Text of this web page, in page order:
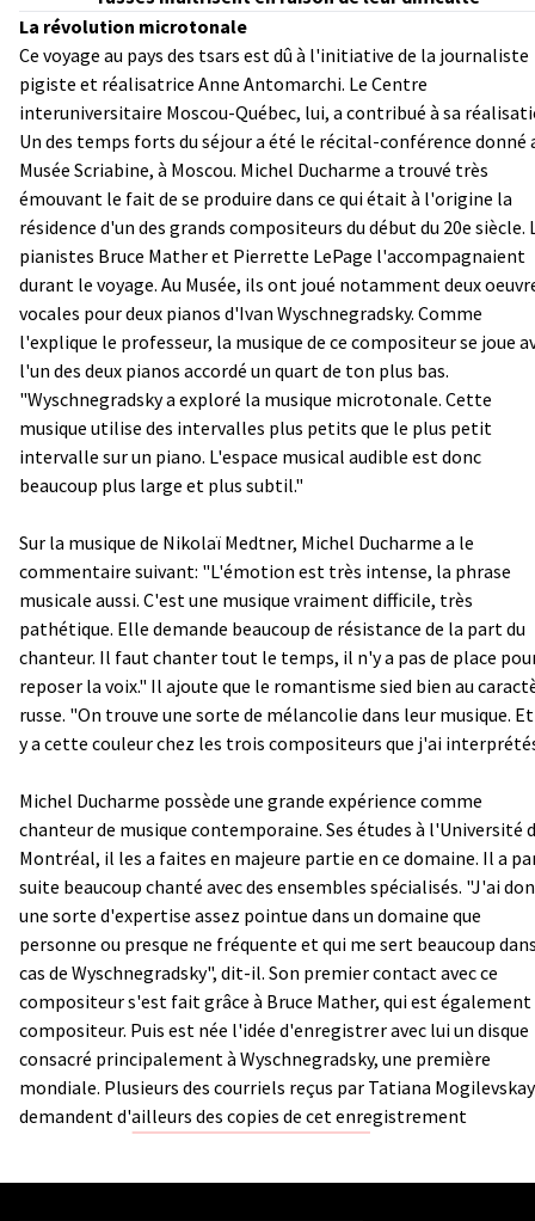
La révolution microtonale
Ce voyage au pays des tsars est dû à l'initiative de la journaliste
pigiste et réalisatrice Anne Antomarchi. Le Centre
interuniversitaire Moscou-Québec, lui, a contribué à sa
Un des temps forts du séjour a été le récital-conférence donné
Musée Scriabine, à Moscou. Michel Ducharme a trouvé très
émouvant le fait de se produire dans ce qui était à l'origine la
résidence d'un des grands compositeurs du début du 20e siècle.
pianistes Bruce Mather et Pierrette LePage l'accompagnaient
durant le voyage. Au Musée, ils ont joué notamment deux
vocales pour deux pianos d'Ivan Wyschnegradsky. Comme
l'explique le professeur, la musique de ce compositeur se joue
l'un des deux pianos accordé un quart de ton plus bas.
"Wyschnegradsky a exploré la musique microtonale. Cette
musique utilise des intervalles plus petits que le plus petit
intervalle sur un piano. L'espace musical audible est donc
beaucoup plus large et plus subtil."
Sur la musique de Nikolaï Medtner, Michel Ducharme a le
commentaire suivant: "L'émotion est très intense, la phrase
musicale aussi. C'est une musique vraiment difficile, très
pathétique. Elle demande beaucoup de résistance de la part du
chanteur. Il faut chanter tout le temps, il n'y a pas de place
reposer la voix." Il ajoute que le romantisme sied bien au
russe. "On trouve une sorte de mélancolie dans leur musique.
y a cette couleur chez les trois compositeurs que j'ai
Michel Ducharme possède une grande expérience comme
chanteur de musique contemporaine. Ses études à l'Université
Montréal, il les a faites en majeure partie en ce domaine. Il a
suite beaucoup chanté avec des ensembles spécialisés. "J'ai
une sorte d'expertise assez pointue dans un domaine que
personne ou presque ne fréquente et qui me sert beaucoup
cas de Wyschnegradsky", dit-il. Son premier contact avec ce
compositeur s'est fait grâce à Bruce Mather, qui est également
compositeur. Puis est née l'idée d'enregistrer avec lui un disque
consacré principalement à Wyschnegradsky, une première
mondiale. Plusieurs des courriels reçus par Tatiana
demandent d'ailleurs des copies de cet enregistrement